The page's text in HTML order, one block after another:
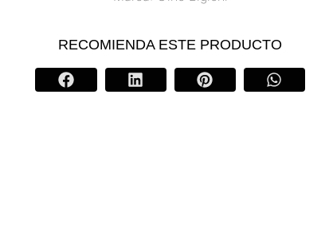
RECOMIENDA ESTE PRODUCTO